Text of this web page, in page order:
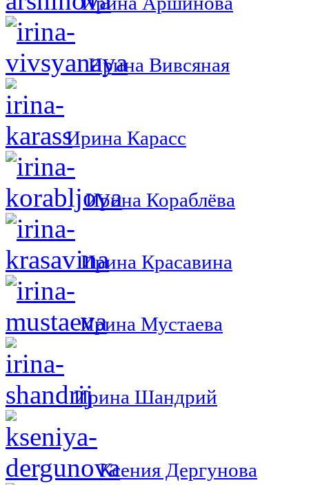
Ирина Вивсяная
Ирина Карасс
Ирина Кораблёва
Ирина Красавина
Ирина Мустаева
Ирина Шандрий
Ксения Дергунова